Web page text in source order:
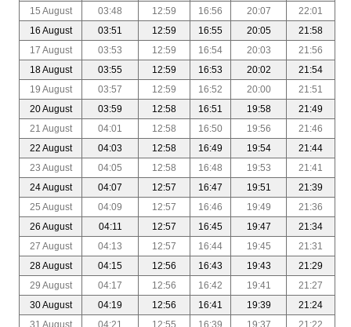
15 August
03:48 12:59 16:56 20:07
22:01
16 August
03:51 12:59 16:55 20:05
21:58
17 August
03:53 12:59 16:54 20:03
21:56
18 August
03:55 12:59 16:53 20:02
21:54
19 August
03:57 12:59 16:52 20:00
21:51
20 August
03:59 12:58 16:51 19:58
21:49
21 August
04:01 12:58 16:50 19:56
21:46
22 August
04:03 12:58 16:49 19:54
21:44
23 August
04:05 12:58 16:48 19:53
21:41
24 August
04:07 12:57 16:47 19:51
21:39
25 August
04:09 12:57 16:46 19:49
21:36
26 August
04:11 12:57 16:45 19:47
21:34
27 August
04:13 12:57 16:44 19:45
21:31
28 August
04:15 12:56 16:43 19:43
21:29
29 August
04:17 12:56 16:42 19:41
21:27
30 August
04:19 12:56 16:41 19:39
21:24
31 August
04:21 12:55 16:39 19:37 21:22